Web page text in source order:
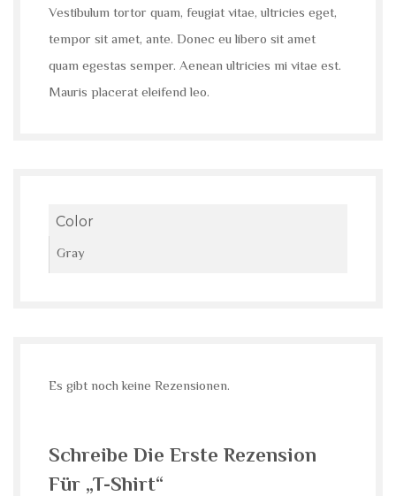
Vestibulum tortor quam, feugiat vitae, ultricies eget,
tempor sit amet, ante. Donec eu libero sit amet
quam egestas semper. Aenean ultricies mi vitae est.
Mauris placerat eleifend leo.
Color
Gray
Es gibt noch keine Rezensionen.
Schreibe Die Erste Rezension
Für „T-Shirt“